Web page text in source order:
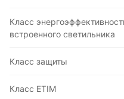
Класс
встроенного светильника
Класс защиты
Класс ETIM